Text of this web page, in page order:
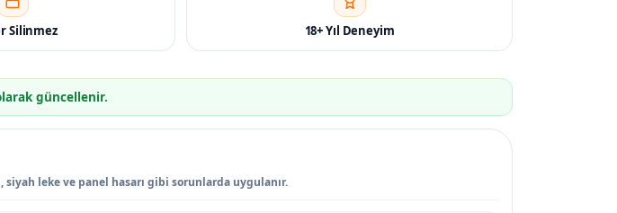
Silinmez 18+ Yıl Deneyim
güncellenir.
siyah leke ve panel hasarı gibi sorunlarda uygulanır.